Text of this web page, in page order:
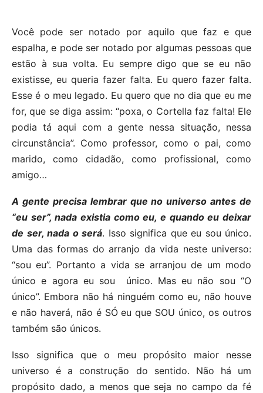
Você pode ser notado por aquilo que faz e que
espalha, e pode ser notado por algumas pessoas que
estão à sua volta. Eu sempre digo que se eu não
existisse, eu queria fazer falta. Eu quero fazer falta.
Esse é o meu legado. Eu quero que no dia que eu me
for, que se diga assim: “poxa, o Cortella faz falta! Ele
podia tá aqui com a gente nessa situação, nessa
circunstância”. Como professor, como o pai, como
marido, como cidadão, como profissional, como
amigo…
A gente precisa lembrar que no universo antes de
“eu ser”, nada existia como eu, e quando eu deixar
de ser, nada o será. Isso significa que eu sou único.
Uma das formas do arranjo da vida neste universo:
“sou eu”. Portanto a vida se arranjou de um modo
único e agora eu sou único. Mas eu não sou “O
único”. Embora não há ninguém como eu, não houve
e não haverá, não é SÓ eu que SOU único, os outros
também são únicos.
Isso significa que o meu propósito maior nesse
universo é a construção do sentido. Não há um
propósito dado, a menos que seja no campo da fé